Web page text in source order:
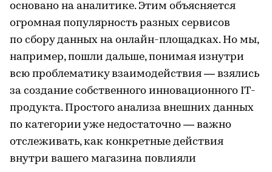
основано на аналитике. Этим объясняется
огромная популярность разных сервисов
по сбору данных на онлайн-площадках. Но мы,
например, пошли дальше, понимая изнутри
всю проблематику взаимодействия — взялись
за создание собственного инновационного IT-
продукта. Простого анализа внешних данных
по категории уже недостаточно — важно
отслеживать, как конкретные действия
внутри вашего магазина повлияли